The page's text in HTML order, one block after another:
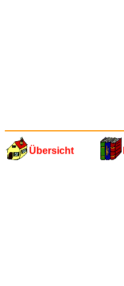
Übersicht